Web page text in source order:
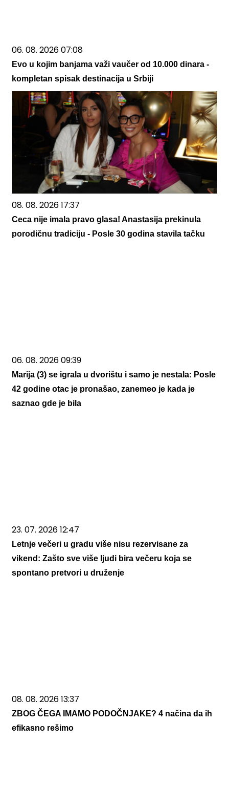
06. 08. 2026 07:08
Evo u kojim banjama važi vaučer od 10.000 dinara -
kompletan spisak destinacija u Srbiji
08. 08. 2026 17:37
Ceca nije imala pravo glasa! Anastasija prekinula
porodičnu tradiciju - Posle 30 godina stavila tačku
06. 08. 2026 09:39
Marija (3) se igrala u dvorištu i samo je nestala: Posle
42 godine otac je pronašao, zanemeo je kada je
saznao gde je bila
23. 07. 2026 12:47
Letnje večeri u gradu više nisu rezervisane za
vikend: Zašto sve više ljudi bira večeru koja se
spontano pretvori u druženje
08. 08. 2026 13:37
ZBOG ČEGA IMAMO PODOČNJAKE? 4 načina da ih
efikasno rešimo